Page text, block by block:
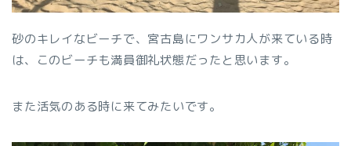
砂のキレイなビーチで、宮古島にワンサカ人が来ている時
は、このビーチも満員御礼状態だったと思います。
また活気のある時に来てみたいです。